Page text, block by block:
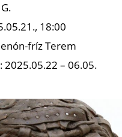
18:00
fríz Terem
– 06.05.